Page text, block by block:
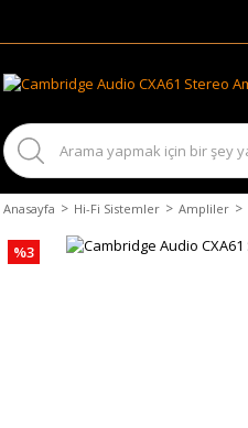
Anasayfa Hi-Fi Sistemler Ampliler
%3